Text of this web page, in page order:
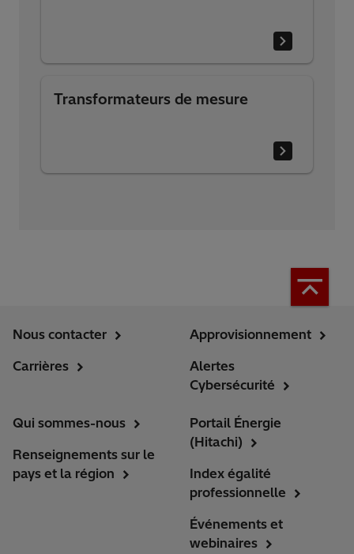
Transformateurs de mesure
Nous contacter
Carrières
Approvisionnement
Alertes
Cybersécurité
Qui sommes-nous
Renseignements sur le
pays et la région
Portail Énergie
(Hitachi)
Index égalité
professionnelle
Événements et
webinaires